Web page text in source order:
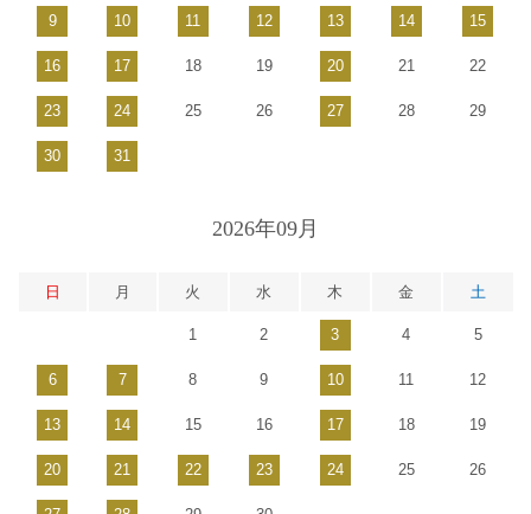
9 10 11 12 13 14 15
16 17 18 19 20 21 22
23 24 25 26 27 28 29
30 31
2026年09月
日 月 火 水 木 金 土
1 2 3 4 5
6 7 8 9 10 11 12
13 14 15 16 17 18 19
20 21 22 23 24 25 26